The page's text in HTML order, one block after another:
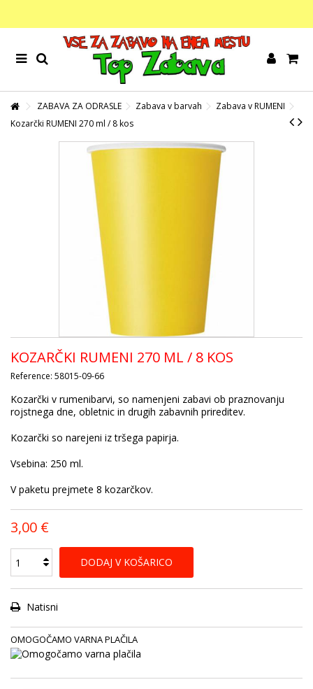
ZABAVA ZA ODRASLE Zabava v barvah
Zabava v RUMENI
Kozarčki RUMENI 270 ml / 8 kos
KOZARČKI RUMENI 270 ML / 8 KOS
Reference: 58015-09-66
Kozarčki v rumenibarvi, so namenjeni zabavi ob praznovanju
rojstnega dne, obletnic in drugih zabavnih prireditev.
Kozarčki so narejeni iz tršega papirja.
Vsebina: 250 ml.
V paketu prejmete 8 kozarčkov.
3,00 €
DODAJ V KOŠARICO
Natisni
OMOGOČAMO VARNA PLAČILA